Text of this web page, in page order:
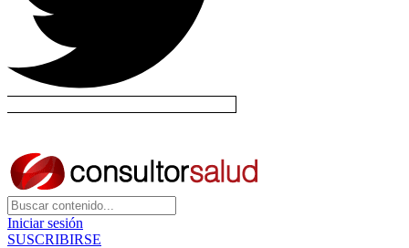
Iniciar sesión
SUSCRIBIRSE